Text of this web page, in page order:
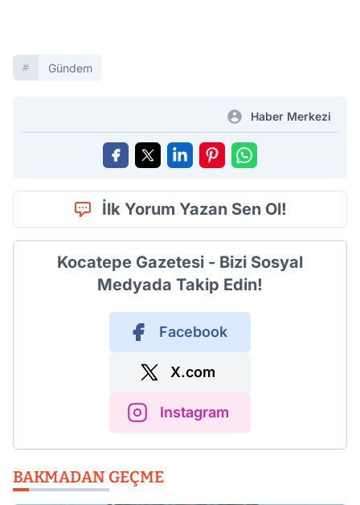
Gündem
Haber Merkezi
İlk Yorum Yazan Sen Ol!
Kocatepe Gazetesi - Bizi Sosyal
Medyada Takip Edin!
Facebook
X.com
Instagram
BAKMADAN GEÇME